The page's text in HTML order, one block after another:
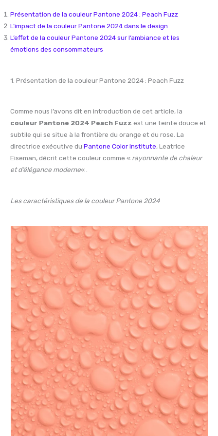
Présentation de la couleur Pantone 2024 : Peach Fuzz
L’impact de la couleur Pantone 2024 dans le design
L’effet de la couleur Pantone 2024 sur l’ambiance et les
émotions des consommateurs
1. Présentation de la couleur Pantone 2024 : Peach Fuzz
Comme nous l’avons dit en introduction de cet article, la
couleur Pantone 2024 Peach Fuzz est une teinte douce et
subtile qui se situe à la frontière du orange et du rose. La
directrice exécutive duPantone Color Institute, Leatrice
Eiseman, décrit cette couleur comme « rayonnante de chaleur
et d’élégance moderne« .
Les caractéristiques de la couleur Pantone 2024